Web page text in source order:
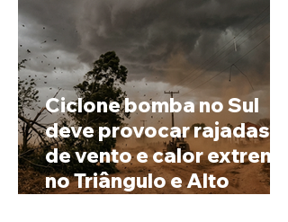
Ciclone bomba no Sul
deve provocar rajadas
de vento e calor extremo
no Triângulo e Alto